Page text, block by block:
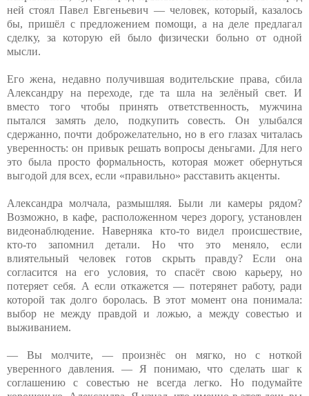
ней стоял Павел Евгеньевич — человек, который, казалось
бы, пришёл с предложением помощи, а на деле предлагал
сделку, за которую ей было физически больно от одной
мысли.
Его жена, недавно получившая водительские права, сбила
Александру на переходе, где та шла на зелёный свет. И
вместо того чтобы принять ответственность, мужчина
пытался замять дело, подкупить совесть. Он улыбался
сдержанно, почти доброжелательно, но в его глазах читалась
уверенность: он привык решать вопросы деньгами. Для него
это была просто формальность, которая может обернуться
выгодой для всех, если «правильно» расставить акценты.
Александра молчала, размышляя. Были ли камеры рядом?
Возможно, в кафе, расположенном через дорогу, установлен
видеонаблюдение. Наверняка кто-то видел происшествие,
кто-то запомнил детали. Но что это меняло, если
влиятельный человек готов скрыть правду? Если она
согласится на его условия, то спасёт свою карьеру, но
потеряет себя. А если откажется — потерянет работу, ради
которой так долго боролась. В этот момент она понимала:
выбор не между правдой и ложью, а между совестью и
выживанием.
— Вы молчите, — произнёс он мягко, но с ноткой
уверенного давления. — Я понимаю, что сделать шаг к
соглашению с совестью не всегда легко. Но подумайте